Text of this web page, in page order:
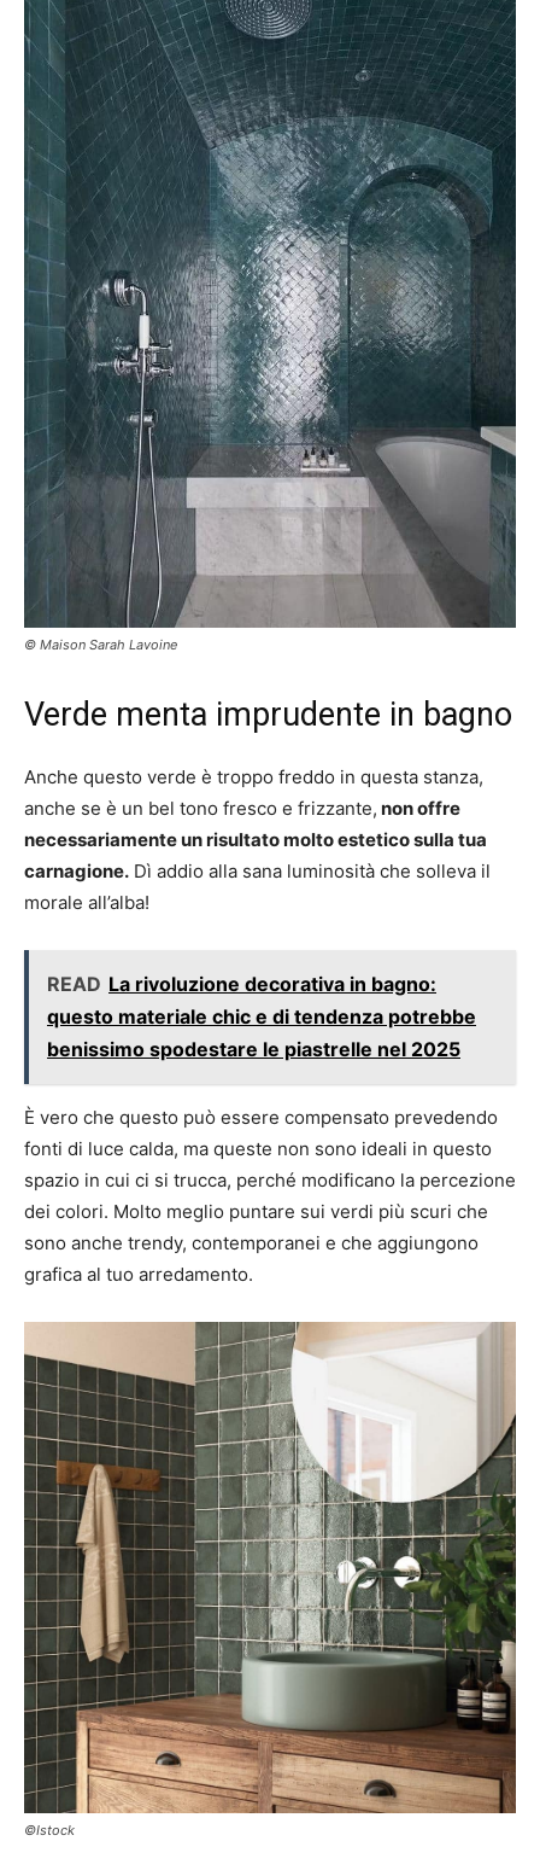
© Maison Sarah Lavoine
Verde menta imprudente in bagno
Anche questo verde è troppo freddo in questa stanza,
anche se è un bel tono fresco e frizzante, non offre
necessariamente un risultato molto estetico sulla tua
carnagione. Dì addio alla sana luminosità che solleva il
morale all’alba!
READ La rivoluzione decorativa in bagno:
questo materiale chic e di tendenza potrebbe
benissimo spodestare le piastrelle nel 2025
È vero che questo può essere compensato prevedendo
fonti di luce calda, ma queste non sono ideali in questo
spazio in cui ci si trucca, perché modificano la percezione
dei colori. Molto meglio puntare sui verdi più scuri che
sono anche trendy, contemporanei e che aggiungono
grafica al tuo arredamento.
©Istock